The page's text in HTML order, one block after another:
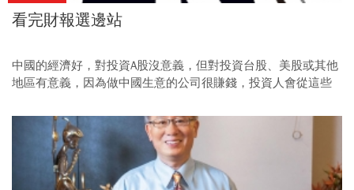
看完財報選邊站
中國的經濟好，對投資A股沒意義，但對投資台股、美股或其他
地區有意義，因為做中國生意的公司很賺錢，投資人會從這些